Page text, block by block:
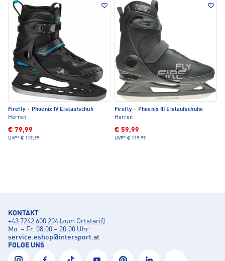
Firefly · Phoenix IV Eislaufschuh
Herren
€ 79,99
UVP* € 119,99
Firefly · Phoenix III Eislaufschuhe
Herren
€ 59,99
UVP* € 119,99
KONTAKT
+43 7242 600 204 (zum Ortstarif)
Mo. – Fr. 08:00 – 20:00 Uhr
service.eshop@intersport.at
FOLGE UNS